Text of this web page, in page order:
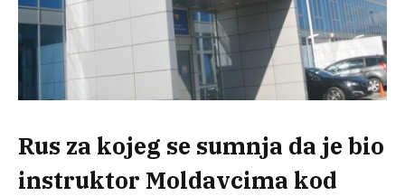
Rus za kojeg se sumnja da je bio
instruktor Moldavcima kod